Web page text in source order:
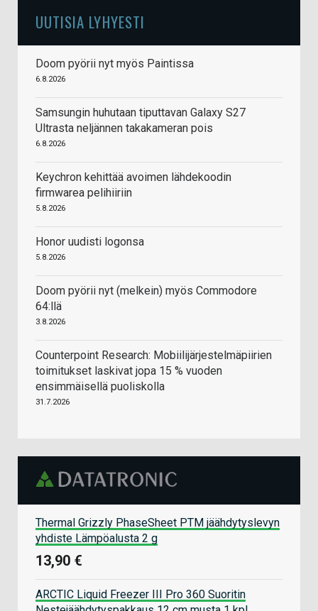
UUTISIA LYHYESTI
Doom pyörii nyt myös Paintissa
6.8.2026
Samsungin huhutaan tiputtavan Galaxy S27
Ultrasta neljännen takakameran pois
6.8.2026
Keychron kehittää avoimen lähdekoodin
firmwarea pelihiiriin
5.8.2026
Honor uudisti logonsa
5.8.2026
Doom pyörii nyt (melkein) myös Commodore
64:llä
3.8.2026
Counterpoint Research: Mobiilijärjestelmäpiirien
toimitukset laskivat jopa 15 % vuoden
ensimmäisellä puoliskolla
31.7.2026
Thermal Grizzly PhaseSheet PTM jäähdytyslevyn
yhdiste Lämpöalusta 2 g
13,90 €
ARCTIC Liquid Freezer III Pro 360 Suoritin